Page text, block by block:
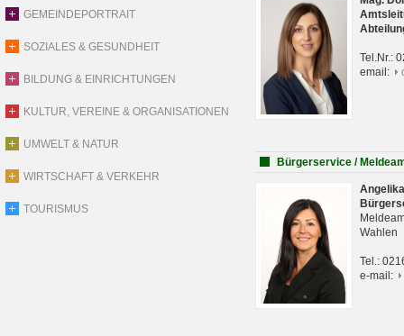
GEMEINDEPORTRAIT
SOZIALES & GESUNDHEIT
BILDUNG & EINRICHTUNGEN
KULTUR, VEREINE & ORGANISATIONEN
UMWELT & NATUR
WIRTSCHAFT & VERKEHR
TOURISMUS
Tel.Nr.:
email:
Bürgerservice /
Wahlen
Tel.:
e-mail: